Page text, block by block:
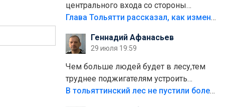
центрального входа со стороны
кафе"Мираж" к аттракционам слабо
плитки не хватило,т.к.осенью и зимой
лежала в парке и испортилась.Да
еще,видимо,часть украли.
Глава Тольятти рассказал, как изменится парк Центрального района
Геннадий Афанасьев
29 июля 19:59
Чем больше людей будет в лесу,тем
труднее поджигателям устроить
пожар.Тех кто разводит костры,тех
В тольяттинский лес не пустили более тысячи автомобилей